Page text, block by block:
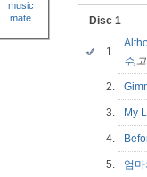
Disc 1
1.
수 ,
2.
3. My
4.
5. 엄